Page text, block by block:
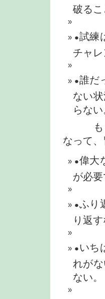
破るこ
●試練
チャレ
●誰だ
ない
らない
もっ
なって、
●偉大
が必
●ふり
り返す
●いち
れが
ない。